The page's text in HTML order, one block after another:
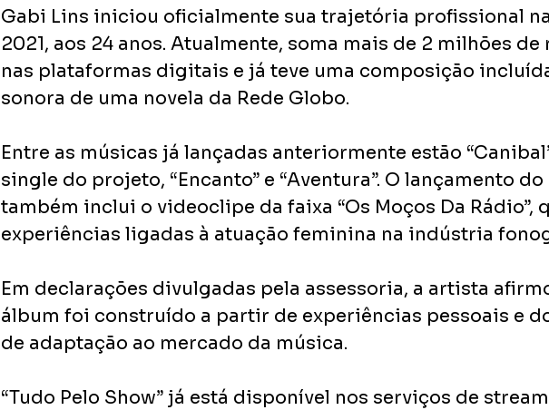
Gabi Lins iniciou oficialmente sua trajetória profissional
2021, aos 24 anos. Atualmente, soma mais de 2 milhões
nas plataformas digitais e já teve uma composição
sonora de uma novela da Rede Globo.
Entre as músicas já lançadas anteriormente estão
single do projeto, “Encanto” e “Aventura”. O lançamento
também inclui o videoclipe da faixa “Os Moços Da Rádio”,
experiências ligadas à atuação feminina na indústria
Em declarações divulgadas pela assessoria, a artista
álbum foi construído a partir de experiências pessoais e
de adaptação ao mercado da música.
“Tudo Pelo Show” já está disponível nos serviços de